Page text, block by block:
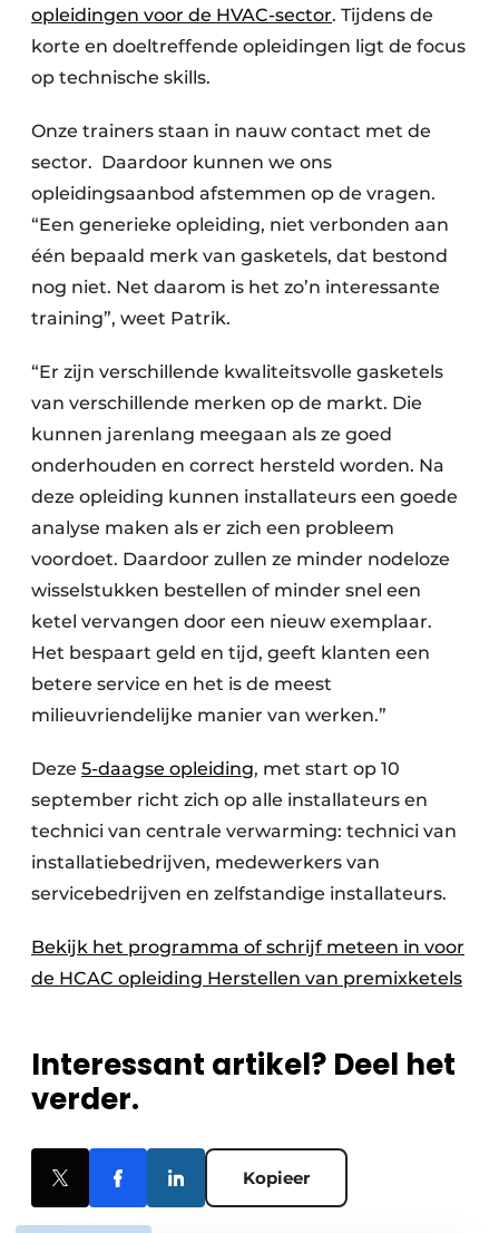
opleidingen voor de HVAC-sector. Tijdens de
korte en doeltreffende opleidingen ligt de focus
op technische skills.
Onze trainers staan in nauw contact met de
sector. Daardoor kunnen we ons
opleidingsaanbod afstemmen op de vragen.
“Een generieke opleiding, niet verbonden aan
één bepaald merk van gasketels, dat bestond
nog niet. Net daarom is het zo’n interessante
training”, weet Patrik.
“Er zijn verschillende kwaliteitsvolle gasketels
van verschillende merken op de markt. Die
kunnen jarenlang meegaan als ze goed
onderhouden en correct hersteld worden. Na
deze opleiding kunnen installateurs een goede
analyse maken als er zich een probleem
voordoet. Daardoor zullen ze minder nodeloze
wisselstukken bestellen of minder snel een
ketel vervangen door een nieuw exemplaar.
Het bespaart geld en tijd, geeft klanten een
betere service en het is de meest
milieuvriendelijke manier van werken.”
Deze 5-daagse opleiding, met start op 10
september richt zich op alle installateurs en
technici van centrale verwarming: technici van
installatiebedrijven, medewerkers van
servicebedrijven en zelfstandige installateurs.
Bekijk het programma of schrijf meteen in voor
de HCAC opleiding Herstellen van premixketels
Interessant artikel? Deel het
verder.
Kopieer